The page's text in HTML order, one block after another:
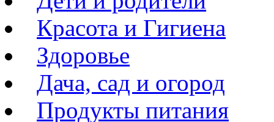
Красота и Гигиена
Здоровье
Дача, сад и огород
Продукты питания